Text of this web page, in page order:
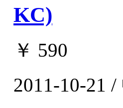
KC)
￥ 590
2011-10-21